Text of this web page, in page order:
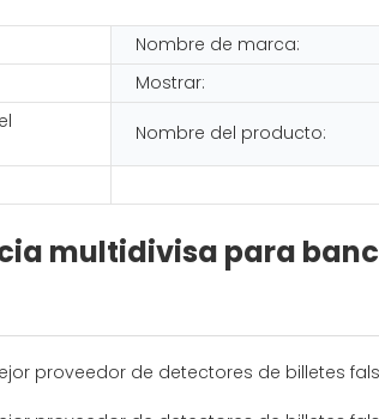
Nombre de marca:
Mostrar:
Nombre del producto:
multidivisa para